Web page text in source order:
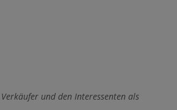
und den Interessenten als